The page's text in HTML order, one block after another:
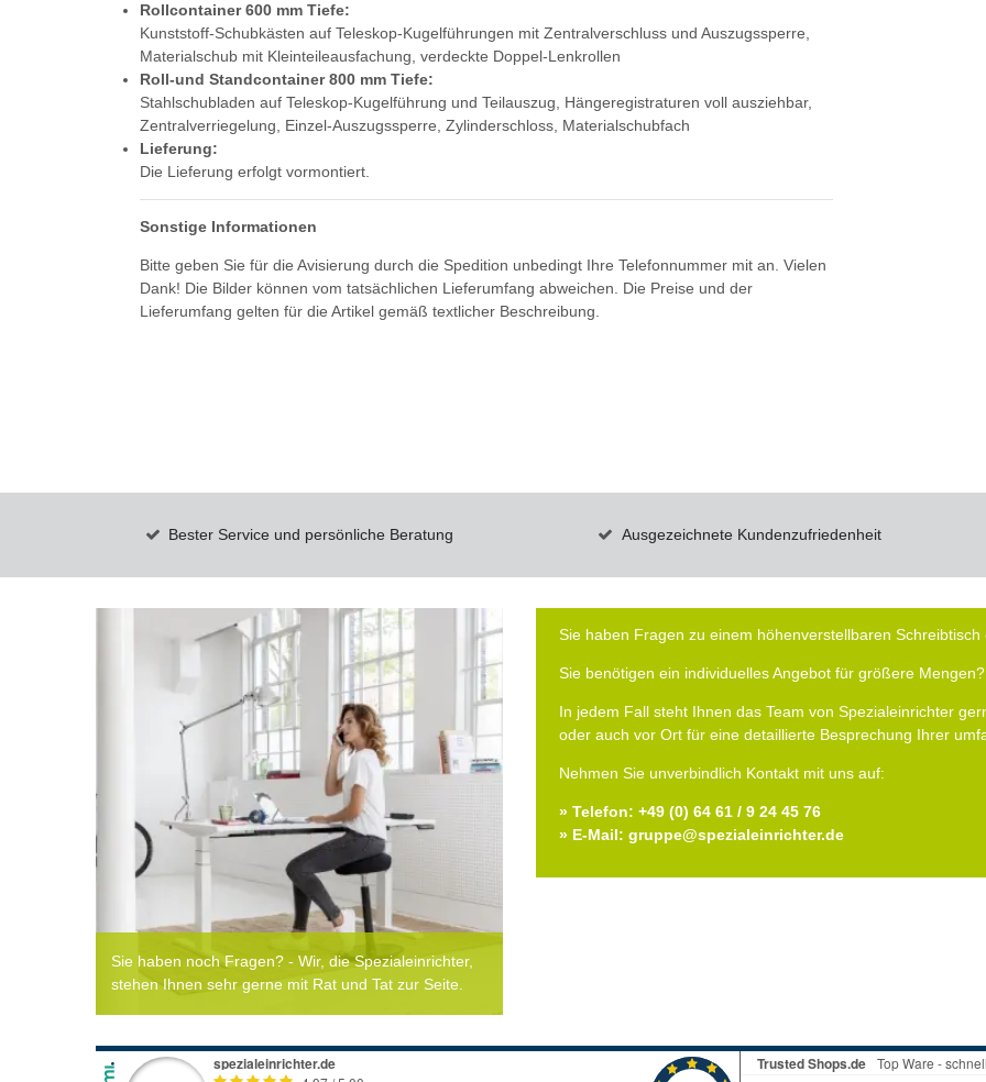
Rollcontainer 600 mm Tiefe:
Kunststoff-Schubkästen auf Teleskop-Kugelführungen mit Zentralverschluss und Auszugssperre,
Materialschub mit Kleinteileausfachung, verdeckte Doppel-Lenkrollen
Roll-und Standcontainer 800 mm Tiefe:
Stahlschubladen auf Teleskop-Kugelführung und Teilauszug, Hängeregistraturen voll ausziehbar,
Zentralverriegelung, Einzel-Auszugssperre, Zylinderschloss, Materialschubfach
Lieferung:
Die Lieferung erfolgt vormontiert.
Sonstige Informationen
Bitte geben Sie für die Avisierung durch die Spedition unbedingt Ihre Telefonnummer mit an. Vielen
Dank! Die Bilder können vom tatsächlichen Lieferumfang abweichen. Die Preise und der
Lieferumfang gelten für die Artikel gemäß textlicher Beschreibung.
Bester Service und persönliche Beratung Ausgezeichnete Kundenzufriedenheit
Sie haben noch Fragen? - Wir, die Spezialeinrichter,
stehen Ihnen sehr gerne mit Rat und Tat zur Seite.
Sie haben Fragen zu einem höhenverstellbaren
Sie benötigen ein individuelles Angebot für größere Mengen?
In jedem Fall steht Ihnen das Team von Spezialeinrichter
oder auch vor Ort für eine detaillierte Besprechung Ihrer
Nehmen Sie unverbindlich Kontakt mit uns auf:
» Telefon: +49 (0) 64 61 / 9 24 45 76
» E-Mail: gruppe@spezialeinrichter.de